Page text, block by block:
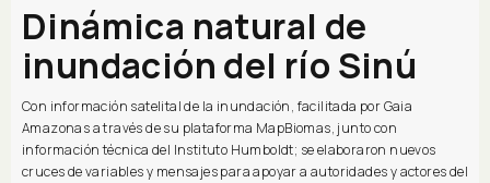
Dinámica natural de
inundación del río Sinú
Con información satelital de la inundación, facilitada por Gaia
Amazonas a través de su plataforma MapBiomas, junto con
información técnica del Instituto Humboldt; se elaboraron nuevos
cruces de variables y mensajes para apoyar a autoridades y actores del